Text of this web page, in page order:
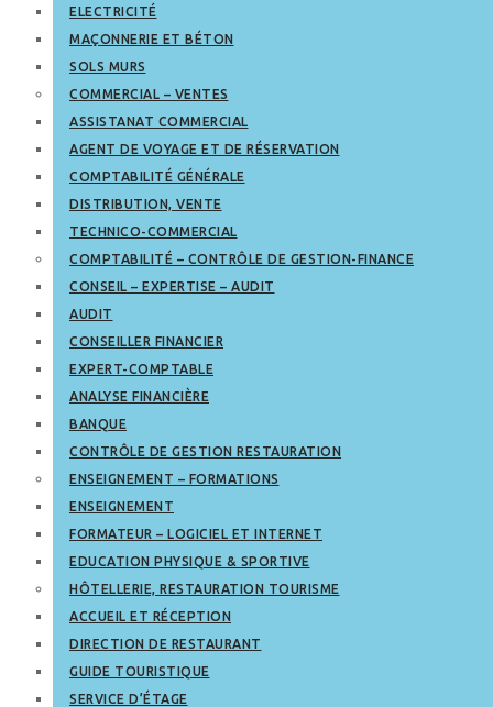
ELECTRICITÉ
MAÇONNERIE ET BÉTON
SOLS MURS
COMMERCIAL – VENTES
ASSISTANAT COMMERCIAL
AGENT DE VOYAGE ET DE RÉSERVATION
COMPTABILITÉ GÉNÉRALE
DISTRIBUTION, VENTE
TECHNICO-COMMERCIAL
COMPTABILITÉ – CONTRÔLE DE GESTION-FINANCE
CONSEIL – EXPERTISE – AUDIT
AUDIT
CONSEILLER FINANCIER
EXPERT-COMPTABLE
ANALYSE FINANCIÈRE
BANQUE
CONTRÔLE DE GESTION RESTAURATION
ENSEIGNEMENT – FORMATIONS
ENSEIGNEMENT
FORMATEUR – LOGICIEL ET INTERNET
EDUCATION PHYSIQUE & SPORTIVE
HÔTELLERIE, RESTAURATION TOURISME
ACCUEIL ET RÉCEPTION
DIRECTION DE RESTAURANT
GUIDE TOURISTIQUE
SERVICE D’ÉTAGE